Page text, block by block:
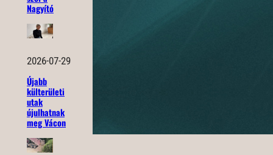
Nagyító
2026-07-29
Újabb
külterületi
utak
újulhatnak
meg Vácon